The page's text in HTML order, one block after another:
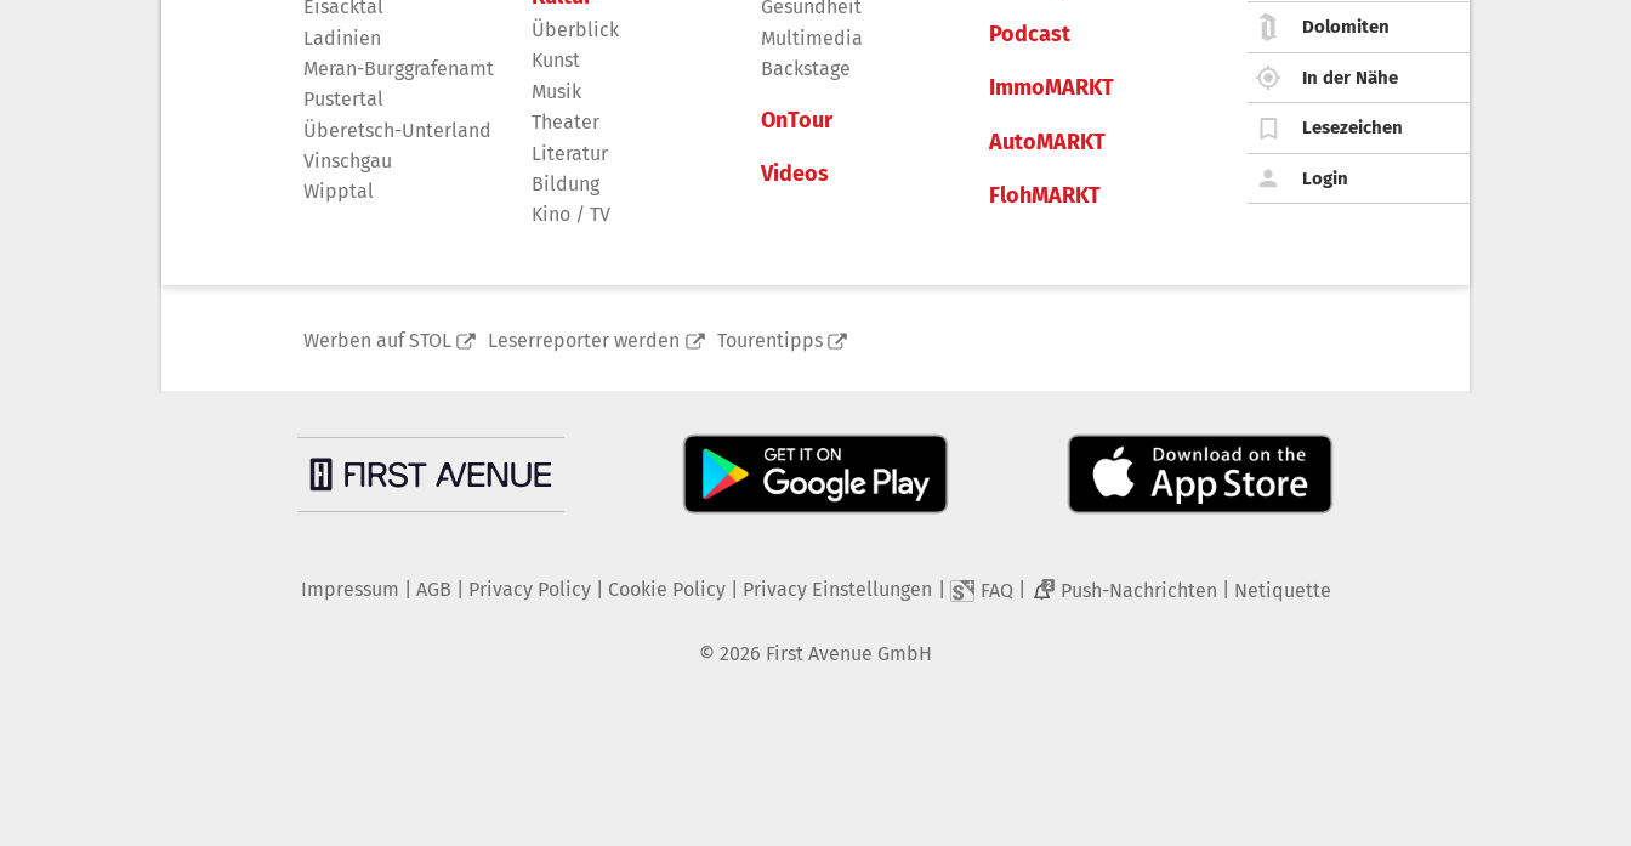
Eisacktal
Ladinien
Meran-Burggrafenamt
Pustertal
Überetsch-Unterland
Vinschgau
Wipptal
Überblick
Kunst
Musik
Theater
Literatur
Bildung
Kino / TV
Gesundheit
Multimedia
Backstage
OnTour
Videos
Podcast
ImmoMARKT
AutoMARKT
FlohMARKT
Dolomiten
In der Nähe
Lesezeichen
Login
Werben auf STOL Leserreporter werden Tourentipps
Impressum AGB Privacy Policy| Cookie Policy| Privacy Einstellungen FAQ 2 Push-Nachrichten Netiquette
© 2026 First Avenue GmbH